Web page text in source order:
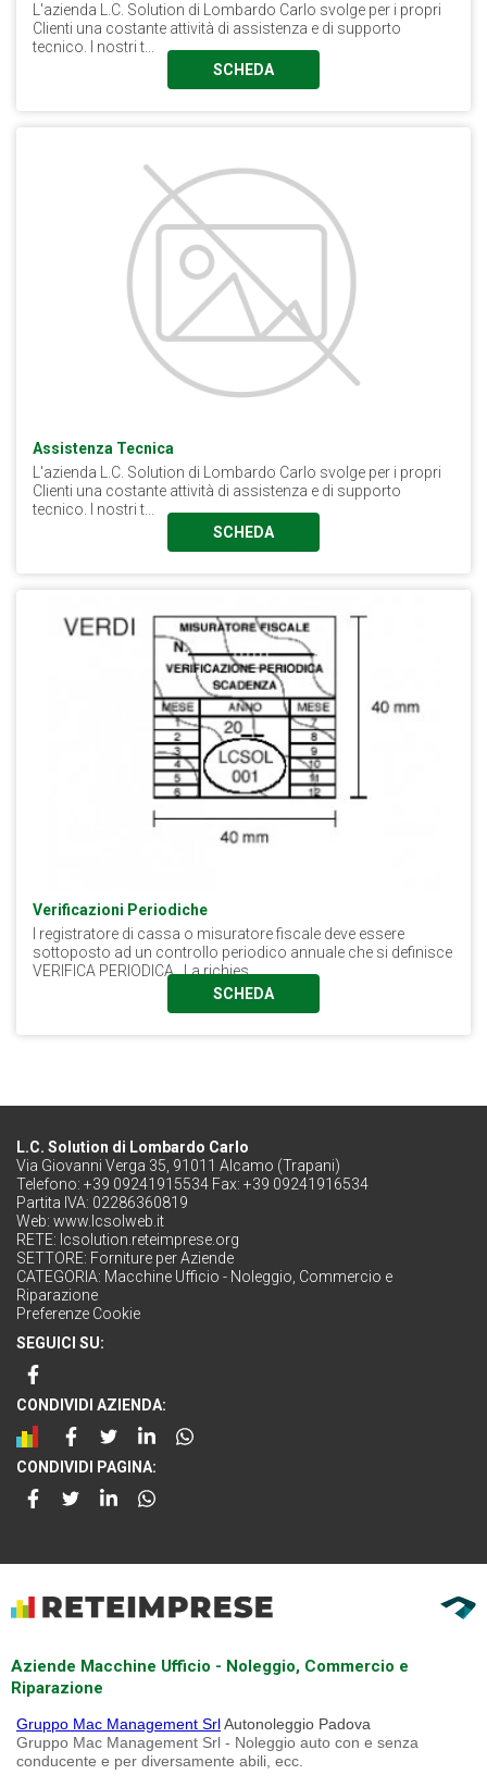
L'azienda L.C. Solution di Lombardo Carlo svolge per i propri
Clienti una costante attività di assistenza e di supporto
tecnico. I nostri t...
SCHEDA
Assistenza Tecnica
L'azienda L.C. Solution di Lombardo Carlo svolge per i propri
Clienti una costante attività di assistenza e di supporto
tecnico. I nostri t...
SCHEDA
Verificazioni Periodiche
l registratore di cassa o misuratore fiscale deve essere
sottoposto ad un controllo periodico annuale che si definisce
VERIFICA PERIODICA . La richies...
SCHEDA
L.C. Solution di Lombardo Carlo
Via Giovanni Verga 35, 91011 Alcamo (Trapani)
Telefono: +39 09241915534 Fax: +39 09241916534
Partita IVA: 02286360819
Web: www.lcsolweb.it
RETE: lcsolution.reteimprese.org
SETTORE: Forniture per Aziende
CATEGORIA: Macchine Ufficio - Noleggio, Commercio e
Riparazione
Preferenze Cookie
SEGUICI SU:
CONDIVIDI AZIENDA:
CONDIVIDI PAGINA:
Aziende Macchine Ufficio - Noleggio, Commercio e
Riparazione
Gruppo Mac Management SrlAutonoleggio Padova
Gruppo Mac Management Srl - Noleggio auto con e senza
conducente e per diversamente abili, ecc.